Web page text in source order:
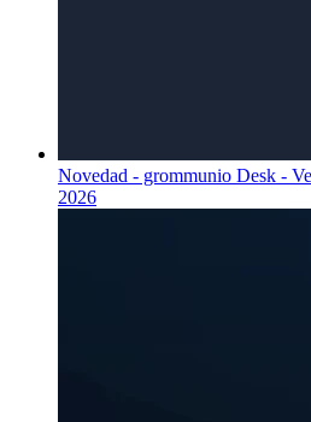
Novedad - grommunio Desk -
2026